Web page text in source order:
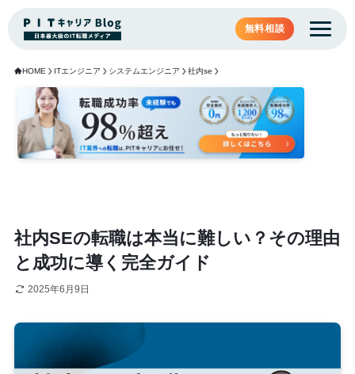
無料相談
HOME ITエンジニア システムエンジニア 社内se
社内SEの転職は本当に難しい？その理由
と成功に導く完全ガイド
2025年6月9日